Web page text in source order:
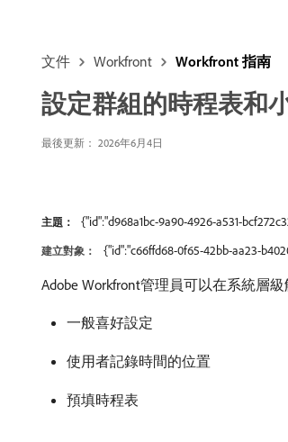
文件 Workfront Workfront 指南
設定群組的時程表和
最後更新： 2026年6月4日
主題： {"id":"d968a1bc-9a90-4926-a531-
建立對象： {"id":"c66ffd68-0f65-42bb-aa23-
Adobe Workfront管理員可以在系統層
一般喜好設定
使用者記錄時間的位置
預填時程表